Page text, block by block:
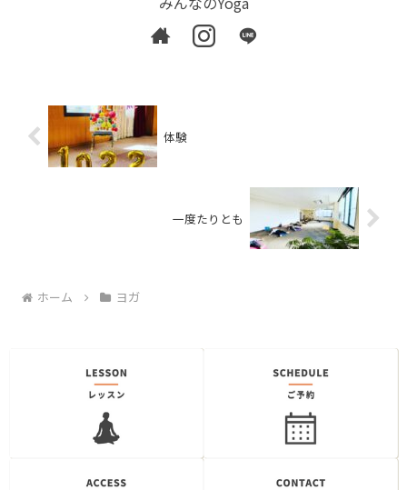
体験
一度たりとも
ホーム ヨガ